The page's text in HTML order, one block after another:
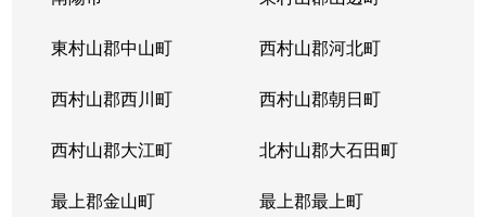
東村山郡中山町 西村山郡河北町
西村山郡西川町 西村山郡朝日町
西村山郡大江町 北村山郡大石田町
最上郡金山町 最上郡最上町